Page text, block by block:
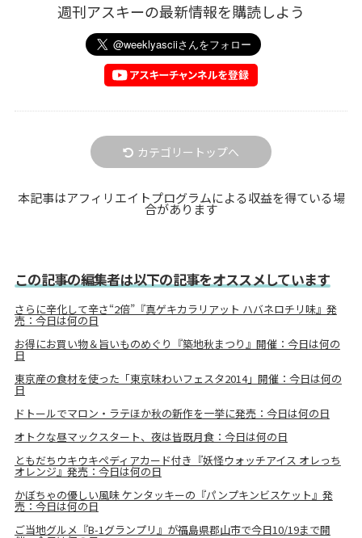
週刊アスキーの最新情報を購読しよう
カテゴリートップへ
本記事はアフィリエイトプログラムによる収益を得ている場
合があります
この記事の編集者は以下の記事をオススメしています
さらに辛化して辛さ“2倍”『真ゲキカラリアット ハバネロチリ味』発
売：今日は何の日
お得にお買い物＆旨いものめぐり『築地秋まつり』開催：今日は何の
日
東京産の食材を使った「東京味わいフェスタ2014」開催：今日は何の
日
ドトールでマロン・ラテほか秋の新作を一挙に発売：今日は何の日
オトクな昼マックスタート、夜は皆既月食：今日は何の日
ともだちウキウキペディアカード付き『妖怪ウォッチアイス オレっち
オレンジ』発売：今日は何の日
かぼちゃの優しい風味 ケンタッキーの『パンプキンビスケット』発
売：今日は何の日
ご当地グルメ『B-1グランプリ』が福島県郡山市で今日10/19まで開